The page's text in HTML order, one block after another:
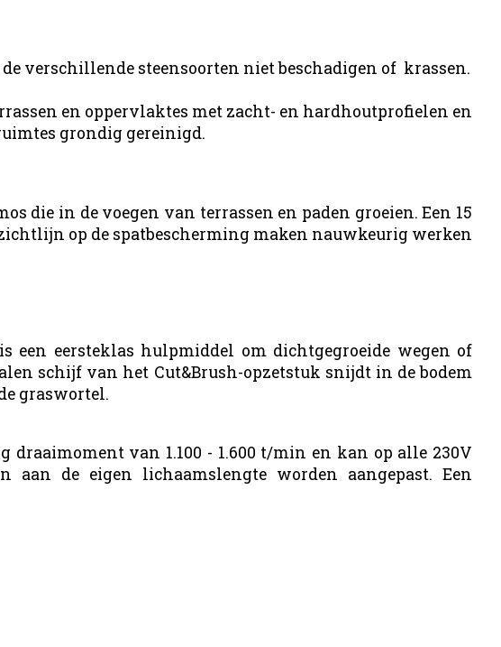
verschillende steensoorten niet beschadigen of krassen.
en oppervlaktes met zacht- en hardhoutprofielen en
grondig gereinigd.
die in de voegen van terrassen en paden groeien. Een 15
op de spatbescherming maken nauwkeurig werken
een eersteklas hulpmiddel om dichtgegroeide wegen of
schijf van het Cut&Brush-opzetstuk snijdt in de bodem
graswortel.
van 1.100 - 1.600 t/min en kan op alle 230V
de eigen lichaamslengte worden aangepast. Een